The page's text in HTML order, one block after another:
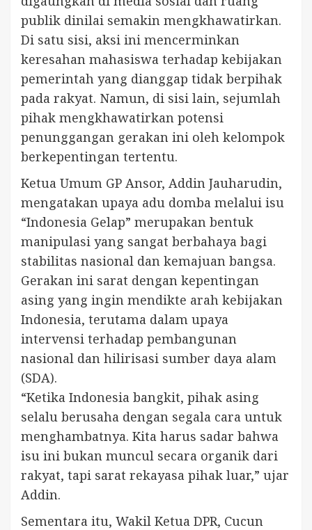
publik dinilai semakin mengkhawatirkan.
Di satu sisi, aksi ini mencerminkan
keresahan mahasiswa terhadap kebijakan
pemerintah yang dianggap tidak berpihak
pada rakyat. Namun, di sisi lain, sejumlah
pihak mengkhawatirkan potensi
penunggangan gerakan ini oleh kelompok
berkepentingan tertentu.
Ketua Umum GP Ansor, Addin Jauharudin,
mengatakan upaya adu domba melalui isu
“Indonesia Gelap” merupakan bentuk
manipulasi yang sangat berbahaya bagi
stabilitas nasional dan kemajuan bangsa.
Gerakan ini sarat dengan kepentingan
asing yang ingin mendikte arah kebijakan
Indonesia, terutama dalam upaya
intervensi terhadap pembangunan
nasional dan hilirisasi sumber daya alam
(SDA).
“Ketika Indonesia bangkit, pihak asing
selalu berusaha dengan segala cara untuk
menghambatnya. Kita harus sadar bahwa
isu ini bukan muncul secara organik dari
rakyat, tapi sarat rekayasa pihak luar,” ujar
Addin.
Sementara itu, Wakil Ketua DPR, Cucun